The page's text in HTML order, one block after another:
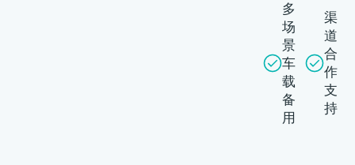
多
场
景
车
载
备
用
渠
道
合
作
支
持